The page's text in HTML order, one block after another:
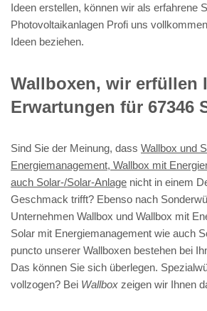
Ideen erstellen, können wir als erfahrene
Photovoltaikanlagen Profi uns
Ideen beziehen.
Wallboxen, wir erfüllen
Erwartungen für 67346
Sind Sie der Meinung, dass Wallbox und
Energiemanagement, Wallbox mit
auch Solar-/Solar-Anlage nicht in einem
Geschmack trifft? Ebenso nach
Unternehmen Wallbox und Wallbox mit
Solar mit Energiemanagement wie auch
puncto unserer Wallboxen bestehen bei
Das können Sie sich überlegen.
vollzogen? Bei Wallbox zeigen wir Ihnen